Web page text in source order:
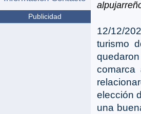
12/12/
turismo
elección
una
Publicidad